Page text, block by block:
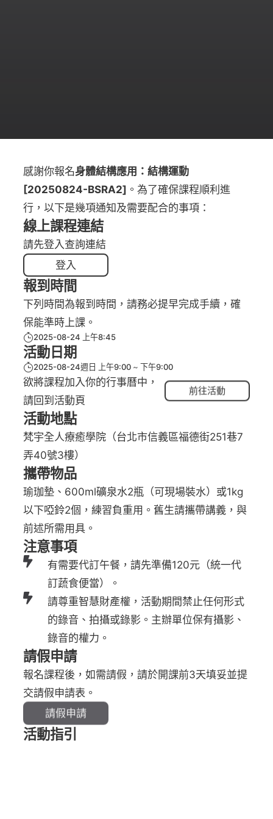
感謝你報名身體結構應用：結構運動
[20250824-BSRA2] 。為了確保課程順利進
行，以下是幾項通知及需要配合的事項：
線上課程連結
請先登入查詢連結
登入
報到時間
下列時間為報到時間，請務必提早完成手續，確
保能準時上課。
2025-08-24 上午8:45
活動日期
2025-08-24週日 上午9:00 下午9:00
欲將課程加入你的行事曆中，
請回到活動頁
前往活動
活動地點
梵宇全人療癒學院（台北市信義區福德街251巷7
弄40號3樓）
攜帶物品
瑜珈墊、600ml礦泉水2瓶（可現場裝水）或1kg
以下啞鈴2個，練習負重用。舊生請攜帶講義，與
前述所需用具。
注意事項
有需要代訂午餐，請先準備120元（統一代
訂蔬食便當）。
請尊重智慧財產權，活動期間禁止任何形式
的錄音、拍攝或錄影。主辦單位保有攝影、
錄音的權力。
請假申請
報名課程後，如需請假，請於開課前3天填妥並提
交請假申請表。
請假申請
活動指引